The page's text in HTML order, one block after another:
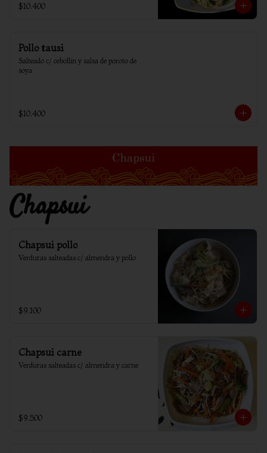
$10.400
Pollo tausi
Salteado c/ cebollin y salsa de poroto de
soya
$10.400
Chapsui
Chapsui pollo
Verduras salteadas c/ almendra y pollo
$9.100
Chapsui carne
Verduras salteadas c/ almendra y carne
$9.500